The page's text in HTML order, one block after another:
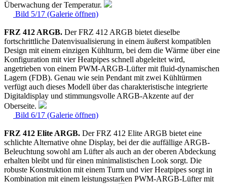
Überwachung der Temperatur.
Bild 5/17 (Galerie öffnen)
FRZ 412 ARGB. Der FRZ 412 ARGB bietet dieselbe
fortschrittliche Datenvisualisierung in einem äußerst kompatiblen
Design mit einem einzigen Kühlturm, bei dem die Wärme über eine
Konfiguration mit vier Heatpipes schnell abgeleitet wird,
angetrieben von einem PWM-ARGB-Lüfter mit fluid-dynamischen
Lagern (FDB). Genau wie sein Pendant mit zwei Kühltürmen
verfügt auch dieses Modell über das charakteristische integrierte
Digitaldisplay und stimmungsvolle ARGB-Akzente auf der
Oberseite.
Bild 6/17 (Galerie öffnen)
FRZ 412 Elite ARGB. Der FRZ 412 Elite ARGB bietet eine
schlichte Alternative ohne Display, bei der die auffällige ARGB-
Beleuchtung sowohl am Lüfter als auch an der oberen Abdeckung
erhalten bleibt und für einen minimalistischen Look sorgt. Die
robuste Konstruktion mit einem Turm und vier Heatpipes sorgt in
Kombination mit einem leistungsstarken PWM-ARGB-Lüfter mit